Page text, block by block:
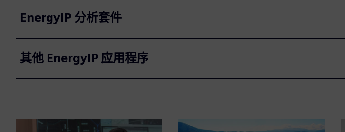
EnergyIP 分析套件
其他 EnergyIP 应用程序